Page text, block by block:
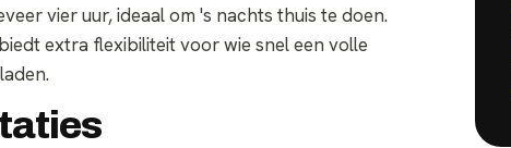
vier uur, ideaal om 's nachts thuis te doen.
extra flexibiliteit voor wie snel een volle